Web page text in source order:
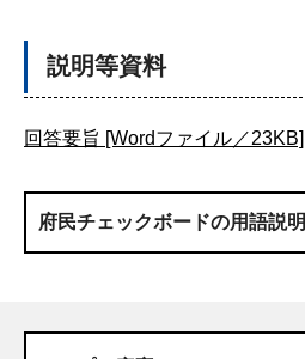
説明等資料
回答要旨 [Wordファイル／23KB]
府民チェックボードの用語説明